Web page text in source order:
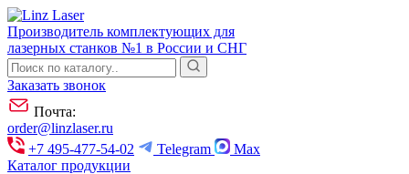
Производитель комплектующих для
лазерных станков №1 в России и СНГ
Заказать звонок
Почта:
order@linzlaser.ru
+7 495-477-54-02
Telegram
Max
Каталог продукции